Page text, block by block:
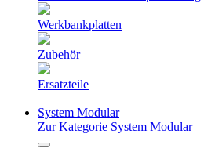
Werkbankplatten
Zubehör
Ersatzteile
System Modular
Zur Kategorie System Modular